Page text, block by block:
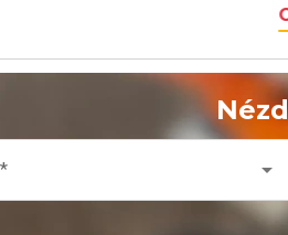
arrow_drop_down